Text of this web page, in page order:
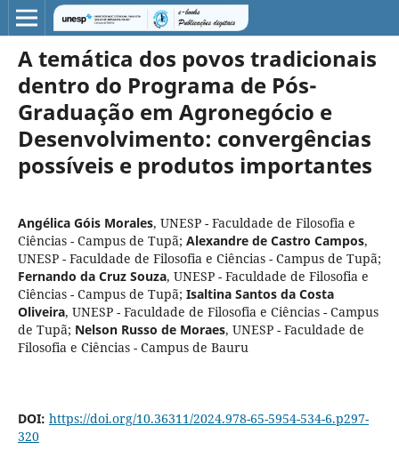
A temática dos povos tradicionais
dentro do Programa de Pós-
Graduação em Agronegócio e
Desenvolvimento: convergências
possíveis e produtos importantes
Angélica Góis Morales, UNESP - Faculdade de Filosofia e
Ciências - Campus de Tupã; Alexandre de Castro Campos,
UNESP - Faculdade de Filosofia e Ciências - Campus de Tupã;
Fernando da Cruz Souza, UNESP - Faculdade de Filosofia e
Ciências - Campus de Tupã; Isaltina Santos da Costa
Oliveira, UNESP - Faculdade de Filosofia e Ciências - Campus
de Tupã; Nelson Russo de Moraes, UNESP - Faculdade de
Filosofia e Ciências - Campus de Bauru
DOI: https://doi.org/10.36311/2024.978-65-5954-534-6.p297-
320